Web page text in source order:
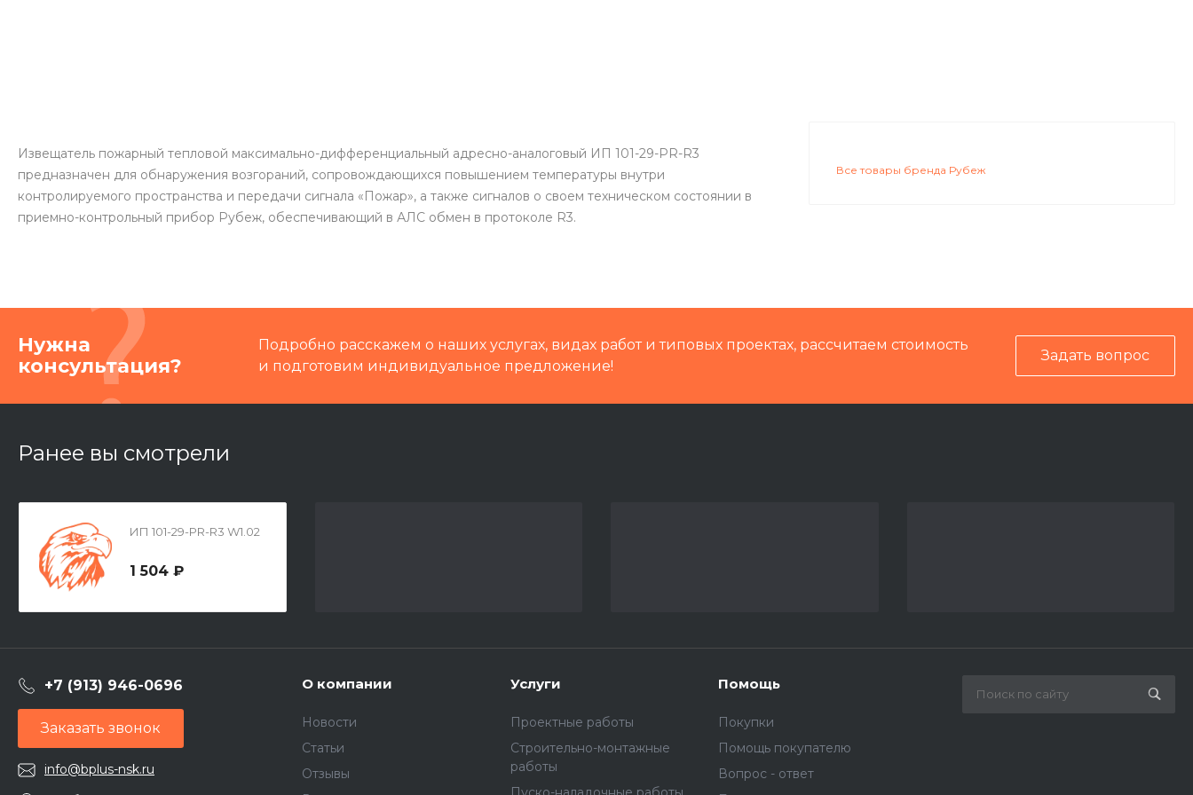
Извещатель пожарный тепловой максимально-дифференциальный адресно-аналоговый ИП 101-29-PR-R3
предназначен для обнаружения возгораний, сопровождающихся повышением температуры внутри
контролируемого пространства и передачи сигнала «Пожар», а также сигналов о своем техническом состоянии в
приемно-контрольный прибор Рубеж, обеспечивающий в АЛС обмен в протоколе R3.
Все товары бренда Рубеж
Нужна
консультация?
Подробно расскажем о наших услугах, видах работ и типовых проектах, рассчитаем стоимость
и подготовим индивидуальное предложение!
Задать вопрос
Ранее вы смотрели
ИП 101-29-PR-R3 W1.02
1 504 ₽
+7 (913) 946-0696
Заказать звонок
info@bplus-nsk.ru
О компании
Новости
Статьи
Отзывы
Услуги
Проектные работы
Строительно-монтажные
работы
Помощь
Покупки
Помощь покупателю
Вопрос - ответ